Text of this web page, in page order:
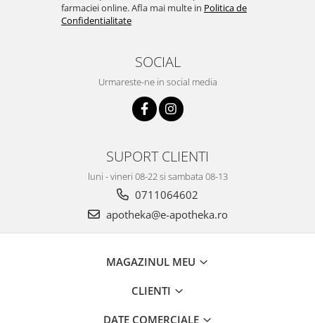
farmaciei online. Afla mai multe in Politica de
Confidentialitate
SOCIAL
Urmareste-ne in social media
SUPORT CLIENTI
luni - vineri 08-22 si sambata 08-13
0711064602
apotheka@e-apotheka.ro
MAGAZINUL MEU
CLIENTI
DATE COMERCIALE